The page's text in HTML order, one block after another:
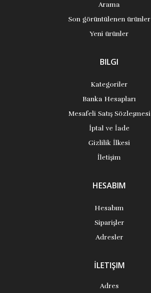
Arama
Son görüntülenen ürünler
Yeni ürünler
BILGI
Kategoriler
Banka Hesapları
Mesafeli Satış Sözleşmesi
İptal ve İade
Gizlilik İlkesi
İletişim
HESABIM
Hesabım
Siparişler
Adresler
İLETIŞIM
Adres